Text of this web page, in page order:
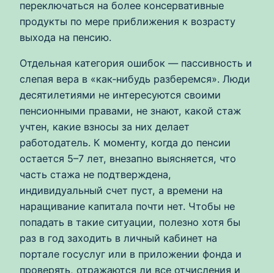
переключаться на более консервативные
продукты по мере приближения к возрасту
выхода на пенсию.
Отдельная категория ошибок — пассивность и
слепая вера в «как‑нибудь разберемся». Люди
десятилетиями не интересуются своими
пенсионными правами, не знают, какой стаж
учтен, какие взносы за них делает
работодатель. К моменту, когда до пенсии
остается 5–7 лет, внезапно выясняется, что
часть стажа не подтверждена,
индивидуальный счет пуст, а времени на
наращивание капитала почти нет. Чтобы не
попадать в такие ситуации, полезно хотя бы
раз в год заходить в личный кабинет на
портале госуслуг или в приложении фонда и
проверять, отражаются ли все отчисления и